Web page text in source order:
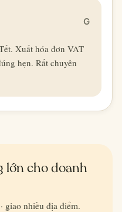
G
Xuất hóa đơn VAT
hẹn. Rất chuyên
lớn cho doanh
giao nhiều địa điểm.